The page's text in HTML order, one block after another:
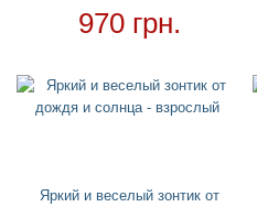
Пледы
Купальники
Надувные подстаканники
Аксессуары
Дождевики
970 грн.
Яркий и веселый зонтик от